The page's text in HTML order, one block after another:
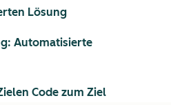
Lösung
Automatisierte
Code zum Ziel